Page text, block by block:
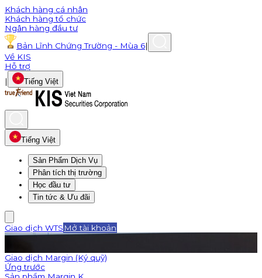
Khách hàng cá nhân
Khách hàng tổ chức
Ngân hàng đầu tư
Bản Lĩnh Chứng Trường - Mùa 6|
Về KIS
Hỗ trợ
|
Tiếng Việt
Tiếng Việt
Sản Phẩm Dịch Vụ
Phân tích thị trường
Học đầu tư
Tin tức & Ưu đãi
Giao dịch WTS Mở tài khoản
Giao dịch Margin (Ký quỹ)
Ứng trước